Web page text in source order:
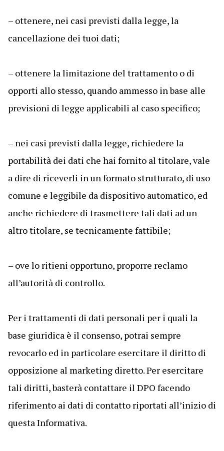
– ottenere, nei casi previsti dalla legge, la
cancellazione dei tuoi dati;
– ottenere la limitazione del trattamento o di
opporti allo stesso, quando ammesso in base alle
previsioni di legge applicabili al caso specifico;
– nei casi previsti dalla legge, richiedere la
portabilità dei dati che hai fornito al titolare, vale
a dire di riceverli in un formato strutturato, di uso
comune e leggibile da dispositivo automatico, ed
anche richiedere di trasmettere tali dati ad un
altro titolare, se tecnicamente fattibile;
– ove lo ritieni opportuno, proporre reclamo
all’autorità di controllo.
Per i trattamenti di dati personali per i quali la
base giuridica è il consenso, potrai sempre
revocarlo ed in particolare esercitare il diritto di
opposizione al marketing diretto. Per esercitare
tali diritti, basterà contattare il DPO facendo
riferimento ai dati di contatto riportati all’inizio di
questa Informativa.